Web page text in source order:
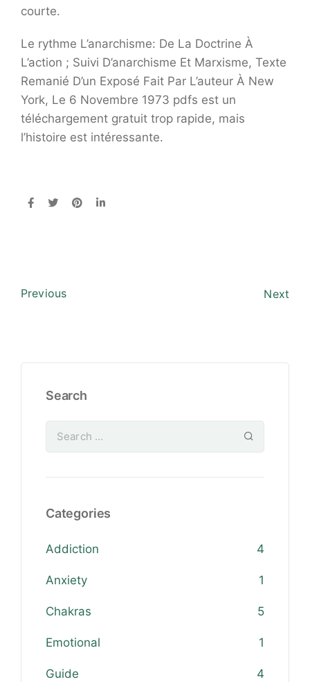
courte.
Le rythme L’anarchisme: De La Doctrine À
L’action ; Suivi D’anarchisme Et Marxisme, Texte
Remanié D’un Exposé Fait Par L’auteur À New
York, Le 6 Novembre 1973 pdfs est un
téléchargement gratuit trop rapide, mais
l’histoire est intéressante.
Previous Next
Search
Categories
Addiction 4
Anxiety 1
Chakras 5
Emotional 1
Guide 4